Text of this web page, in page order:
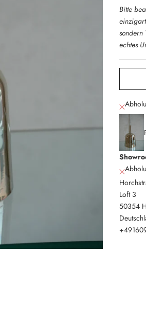
Bitte
sondern
echtes
Loft 3
50354